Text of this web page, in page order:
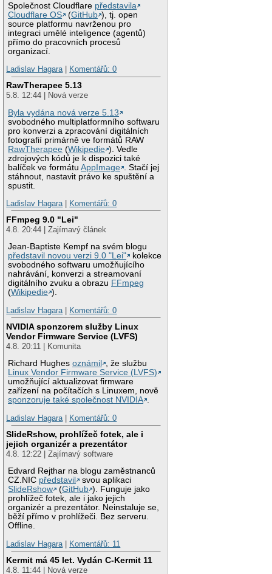
Společnost Cloudflare představila
Cloudflare OS
(GitHub ), tj. open
source platformu navrženou pro
integraci umělé inteligence (agentů)
přímo do pracovních procesů
organizací.
Ladislav Hagara| Komentářů: 0
RawTherapee 5.13
5.8. 12:44 | Nová verze
Byla vydána nová verze 5.13
svobodného multiplatformního softwaru
pro konverzi a zpracování digitálních
fotografií primárně ve formátů RAW
RawTherapee (Wikipedie ). Vedle
zdrojových kódů je k dispozici také
balíček ve formátuAppImage
. Stačí jej
stáhnout, nastavit právo ke spuštění a
spustit.
Ladislav Hagara| Komentářů: 0
FFmpeg 9.0 "Lei"
4.8. 20:44 | Zajímavý článek
Jean-Baptiste Kempf na svém blogu
představil novou verzi 9.0 "Lei"
kolekce
svobodného softwaru umožňujícího
nahrávání, konverzi a streamovaní
digitálního zvuku a obrazu FFmpeg
(Wikipedie ).
Ladislav Hagara| Komentářů: 0
NVIDIA sponzorem služby Linux
Vendor Firmware Service (LVFS)
4.8. 20:11 | Komunita
Richard Hughesoznámil
, že službu
Linux Vendor Firmware Service (LVFS)
umožňující aktualizovat firmware
zařízení na počítačích s Linuxem, nově
sponzoruje také společnost NVIDIA .
Ladislav Hagara| Komentářů: 0
SlideRshow, prohlížeč fotek, ale i
jejich organizér a prezentátor
4.8. 12:22 | Zajímavý software
Edvard Rejthar na blogu zaměstnanců
CZ.NIC představil
svou aplikaci
SlideRshow
(GitHub ). Funguje jako
prohlížeč fotek, ale i jako jejich
organizér a prezentátor. Neinstaluje se,
běží přímo v prohlížeči. Bez serveru.
Offline.
Ladislav Hagara| Komentářů: 11
Kermit má 45 let. Vydán C-Kermit 11
4.8. 11:44 | Nová verze